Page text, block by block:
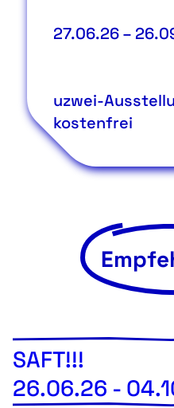
27.06.26–
uzwei-
kostenfrei
SAFT!!!
26.06.26 -